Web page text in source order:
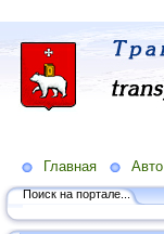
Главная Авто
Поиск на портале...